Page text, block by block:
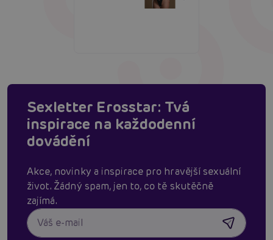
Sexletter Erosstar: Tvá
inspirace na každodenní
dovádění
Akce, novinky a inspirace pro hravější sexuální
život. Žádný spam, jen to, co tě skutěčně
zajímá.